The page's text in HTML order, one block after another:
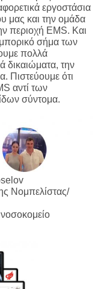
εργοστάσια
μας και την ομάδα
περιοχή EMS. Και
σήμα των
πολλά
δικαιώματα, την
Πιστεύουμε ότι
αντί των
σύντομα.
Νομπελίστας/